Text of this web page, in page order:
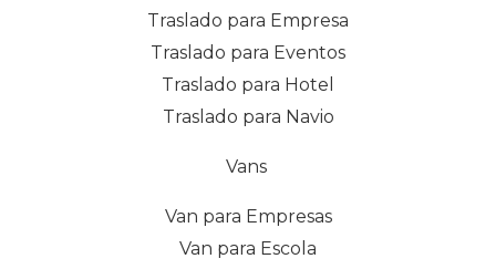
Traslado para Empresa
Traslado para Eventos
Traslado para Hotel
Traslado para Navio
Vans
Van para Empresas
Van para Escola